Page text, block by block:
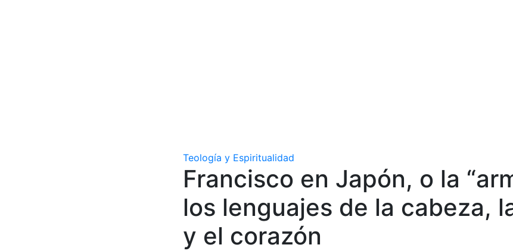
Teología y Espiritualidad
Francisco en Japón, o la
los lenguajes de la cabeza,
y el corazón